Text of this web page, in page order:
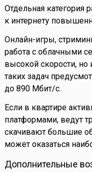
Отдельная категория
к интернету
Онлайн-игры,
работа с облачными
высокой скорости, но
таких задач
до 890 Мбит/с.
Если в квартире
платформами, ведут
скачивают большие
может оказаться
Дополнительные